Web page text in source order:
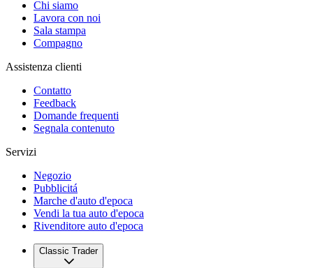
Chi siamo
Lavora con noi
Sala stampa
Compagno
Assistenza clienti
Contatto
Feedback
Domande frequenti
Segnala contenuto
Servizi
Negozio
Pubblicitá
Marche d'auto d'epoca
Vendi la tua auto d'epoca
Rivenditore auto d'epoca
Classic Trader